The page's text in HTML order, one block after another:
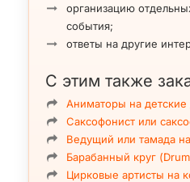
организацию
события;
ответы на другие
С этим также
Аниматоры на
Саксофонист или
Ведущий или тамада
Барабанный круг
Цирковые артисты на